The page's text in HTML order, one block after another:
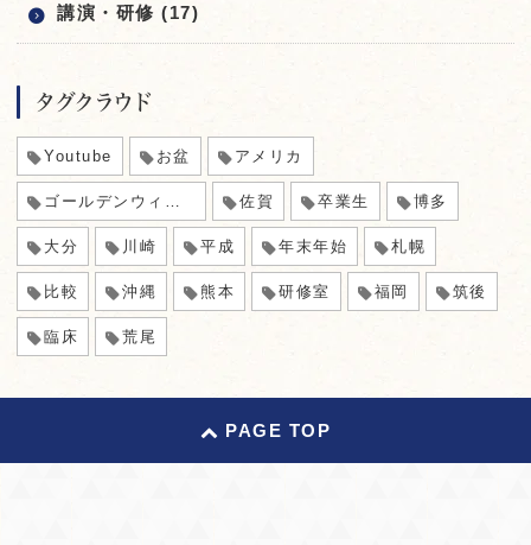
講演・研修 (17)
タグクラウド
Youtube お盆 アメリカ
ゴールデンウィーク 佐賀 卒業生 博多
大分 川崎 平成 年末年始 札幌
比較 沖縄 熊本 研修室 福岡 筑後
臨床 荒尾
PAGE TOP